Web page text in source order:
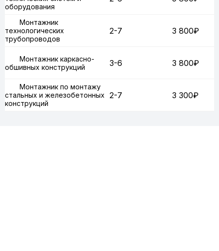
оборудования
Монтажник
технологических
трубопроводов
2-7 3 800₽
Монтажник каркасно-
обшивных конструкций
3-6 3 800₽
Монтажник по монтажу
стальных и железобетонных
конструкций
2-7 3 300₽